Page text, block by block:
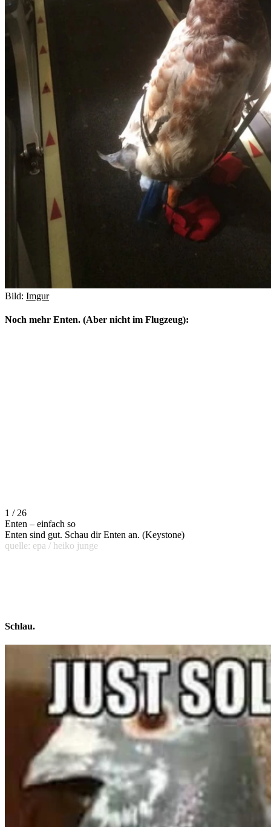
Bild: Imgur
Noch mehr Enten. (Aber nicht im Flugzeug):
1 / 26
Enten – einfach so
Enten sind gut. Schau dir Enten an. (Keystone)
quelle: epa / heiko junge
Schlau.